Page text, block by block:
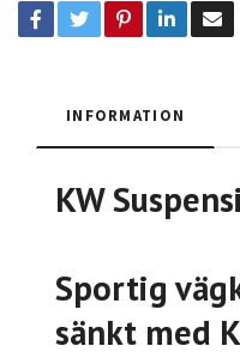
INFORMATION
KW
Sportig
sänkt med